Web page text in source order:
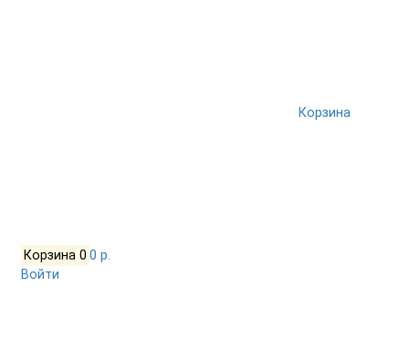
Корзина
Корзина 0 0 р.
Войти